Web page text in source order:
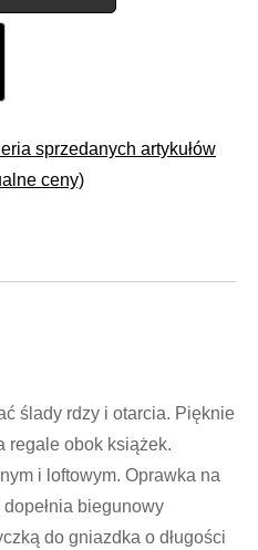
sprzedanych artykułów
ceny)
ślady rdzy i otarcia. Pięknie
regale obok książek.
i loftowym. Oprawka na
biegunowy
do gniazdka o długości